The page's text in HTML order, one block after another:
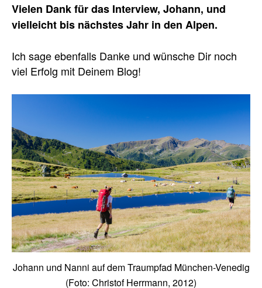
Vielen Dank für das Interview, Johann, und
vielleicht bis nächstes Jahr in den Alpen.
Ich sage ebenfalls Danke und wünsche Dir noch
viel Erfolg mit Deinem Blog!
Johann und Nanni auf dem Traumpfad München-Venedig
(Foto: Christof Herrmann, 2012)